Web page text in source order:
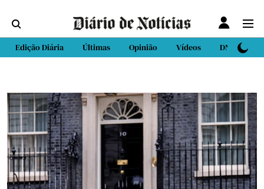
Edição Diária Últimas Opinião Vídeos DN Sport